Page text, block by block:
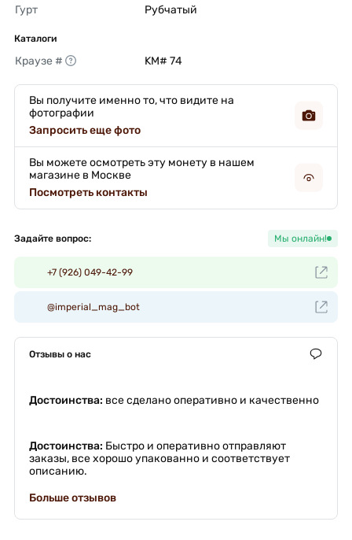
Гурт
Рубчатый
Каталоги
Краузе # KM# 74
Вы получите именно то, что видите на
фотографии
Запросить еще фото
Вы можете осмотреть эту монету в нашем
магазине в Москве
Посмотреть контакты
Задайте вопрос: Мы онлайн!
+7 (926) 049-42-99
@imperial_mag_bot
Отзывы о нас
Достоинства: все сделано оперативно и качественно
Достоинства: Быстро и оперативно отправляют
заказы, все хорошо упакованно и соответствует
описанию.
Больше отзывов